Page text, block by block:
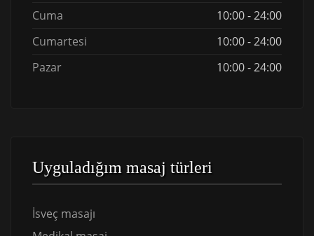
Cuma
10:00 - 24:00
Cumartesi
10:00 - 24:00
Pazar
10:00 - 24:00
Uyguladığım masaj türleri
İsveç masajı